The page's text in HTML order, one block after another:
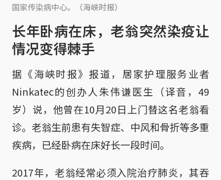
国家传染病中心。（海峡时报）
长年卧病在床，老翁突然染疫让
情况变得棘手
据《海峡时报》报道，居家护理服务业者
Ninkatec的创办人朱伟谦医生（译音，49
岁）说，他曾在10月20日上门替这名老翁看
诊。老翁生前患有失智症、中风和骨折等多重
疾病，已经卧病在床好长一段时间。
2017年，老翁经常必须入院治疗肺炎，其吞